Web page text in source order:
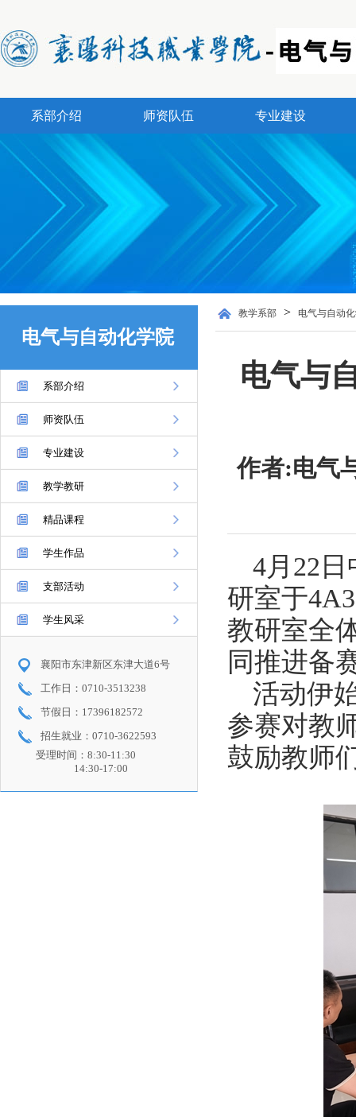
系部介绍 师资队伍 专业建设
电气与自动化学院
系部介绍
师资队伍
专业建设
教学教研
精品课程
学生作品
支部活动
学生风采
襄阳市东津新区东津大道6号
工作日：0710-3513238
节假日：17396182572
招生就业：0710-3622593
受理时间：8:30-11:30
14:30-17:00
教学系部 > 电气与自动
电气与
作者:电
4月22
研室于
教研室全
同推进备
活动伊
参赛对教
鼓励教师